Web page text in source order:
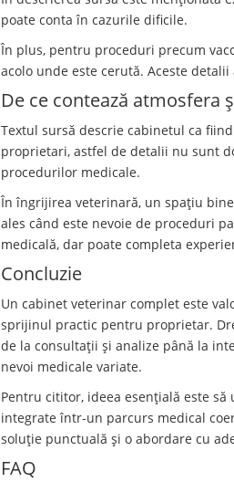
poate conta în cazurile dificile.
În plus, pentru proceduri precum
acolo unde este cerută. Aceste
De ce contează atmosfera
Textul sursă descrie cabinetul ca
proprietari, astfel de detalii nu sunt
procedurilor medicale.
În îngrijirea veterinară, un spațiu
ales când este nevoie de proceduri
medicală, dar poate completa
Concluzie
Un cabinet veterinar complet este
sprijinul practic pentru proprietar.
de la consultații și analize până la
nevoi medicale variate.
Pentru cititor, ideea esențială este
integrate într-un parcurs medical
soluție punctuală și o abordare cu
FAQ